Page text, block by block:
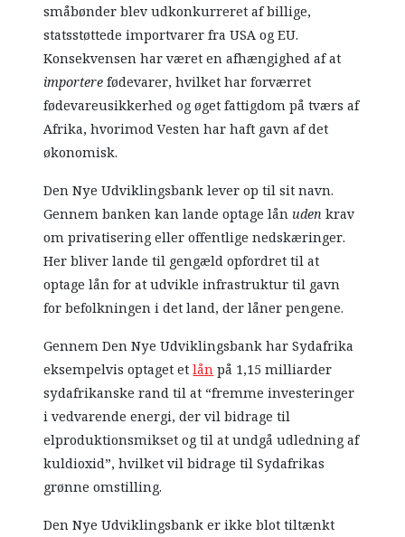
småbønder blev udkonkurreret af billige,
statsstøttede importvarer fra USA og EU.
Konsekvensen har været en afhængighed af at
importerefødevarer, hvilket har forværret
fødevareusikkerhed og øget fattigdom på tværs af
Afrika, hvorimod Vesten har haft gavn af det
økonomisk.
Den Nye Udviklingsbank lever op til sit navn.
Gennem banken kan lande optage lån udenkrav
om privatisering eller offentlige nedskæringer.
Her bliver lande til gengæld opfordret til at
optage lån for at udvikle infrastruktur til gavn
for befolkningen i det land, der låner pengene.
Gennem Den Nye Udviklingsbank har Sydafrika
eksempelvis optaget etlånpå 1,15 milliarder
sydafrikanske rand til at “fremme investeringer
i vedvarende energi, der vil bidrage til
elproduktionsmikset og til at undgå udledning af
kuldioxid”, hvilket vil bidrage til Sydafrikas
grønne omstilling.
Den Nye Udviklingsbank er ikke blot tiltænkt